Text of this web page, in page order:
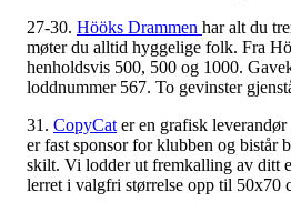
27-30. Hööks Drammen har alt du
møter du alltid hyggelige folk. Fra
henholdsvis 500, 500 og 1000.
loddnummer 567. To gevinster
31. CopyCat er en grafisk
er fast sponsor for klubben og bistår
skilt. Vi lodder ut fremkalling av ditt
lerret i valgfri størrelse opp til 50x70